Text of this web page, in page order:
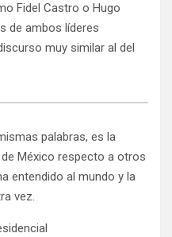
Fidel Castro o Hugo
de ambos líderes
muy similar al del
palabras, es la
México respecto a otros
entendido al mundo y la
vez.